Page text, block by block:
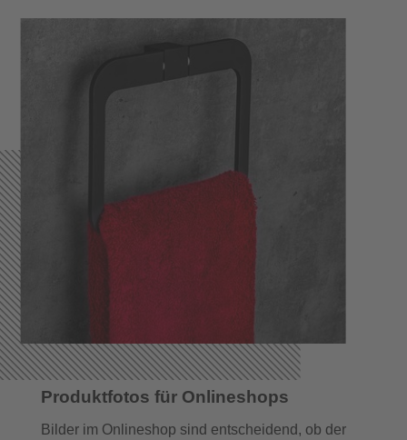
Produktfotos für Onlineshops
Bilder im Onlineshop sind entscheidend, ob der